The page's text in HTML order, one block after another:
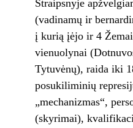
Straipsnyje
(vadinamų ir
į kurią įėjo ir 4
vienuolynai
Tytuvėnų), raida iki
posukiliminių
„mechanizmas“,
(skyrimai),